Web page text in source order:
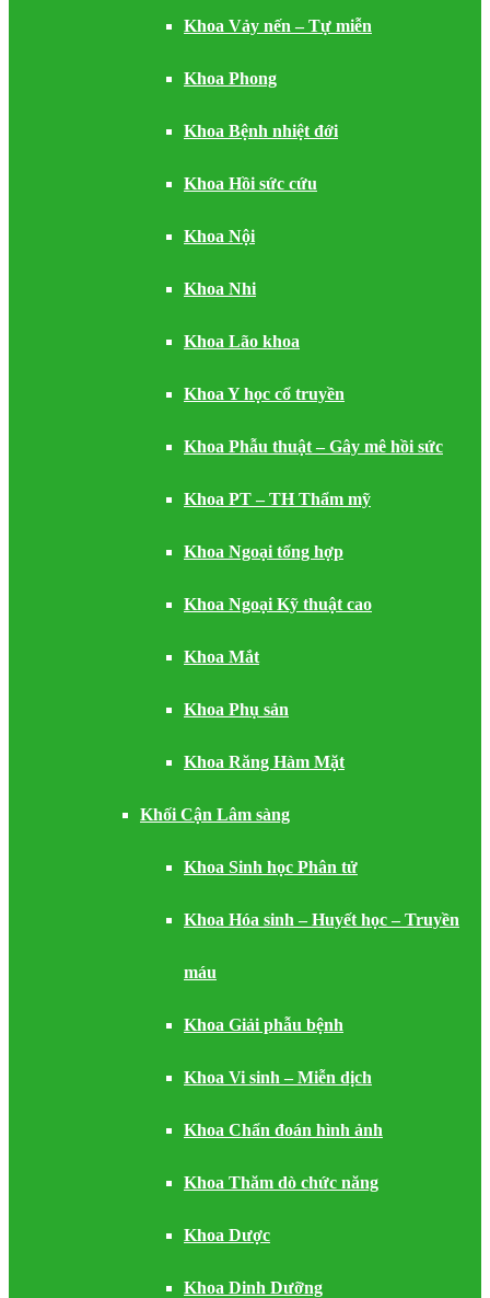
Khoa Vảy nến – Tự miễn
Khoa Phong
Khoa Bệnh nhiệt đới
Khoa Hồi sức cứu
Khoa Nội
Khoa Nhi
Khoa Lão khoa
Khoa Y học cổ truyền
Khoa Phẫu thuật – Gây mê hồi sức
Khoa PT – TH Thẩm mỹ
Khoa Ngoại tổng hợp
Khoa Ngoại Kỹ thuật cao
Khoa Mắt
Khoa Phụ sản
Khoa Răng Hàm Mặt
Khối Cận Lâm sàng
Khoa Sinh học Phân tử
Khoa Hóa sinh – Huyết học – Truyền
máu
Khoa Giải phẫu bệnh
Khoa Vi sinh – Miễn dịch
Khoa Chẩn đoán hình ảnh
Khoa Thăm dò chức năng
Khoa Dược
Khoa Dinh Dưỡng